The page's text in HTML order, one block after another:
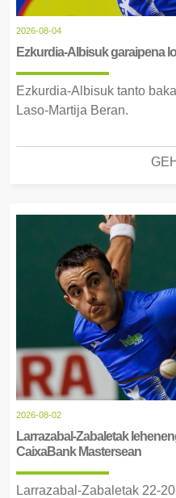
2026-08-04
Ezkurdia-Albisuk garaipena
Ezkurdia-Albisuk tanto
Laso-Martija Beran.
2026-08-02
Larrazabal-Zabaletak
CaixaBank Mastersean
Larrazabal-Zabaletak 22-